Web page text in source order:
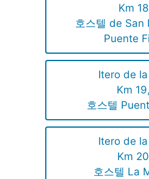
Km
호스텔 de San
Puente
Itero de
Km
호스텔
Itero de
Km
호스텔 La